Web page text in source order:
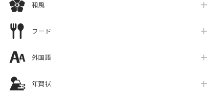
和風
フード
外国語
年賀状